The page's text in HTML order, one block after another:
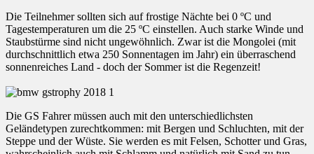
Die Teilnehmer sollten sich auf frostige Nächte bei 0 ºC und
Tagestemperaturen um die 25 ºC einstellen. Auch starke Winde und
Staubstürme sind nicht ungewöhnlich. Zwar ist die Mongolei (mit
durchschnittlich etwa 250 Sonnentagen im Jahr) ein überraschend
sonnenreiches Land - doch der Sommer ist die Regenzeit!
Die GS Fahrer müssen auch mit den unterschiedlichsten
Geländetypen zurechtkommen: mit Bergen und Schluchten, mit der
Steppe und der Wüste. Sie werden es mit Felsen, Schotter und Gras,